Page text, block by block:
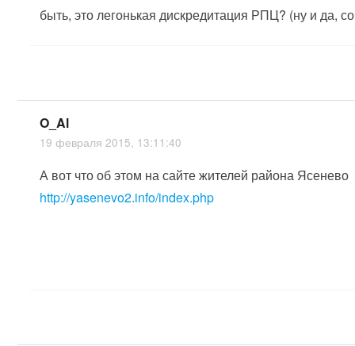
быть, это легонькая дискредитация РПЦ? (ну и да,
O_Al
19 февраля 2015, 13:11:40
А вот что об этом на сайте жителей района Ясенево
http://yasenevo2.info/index.php